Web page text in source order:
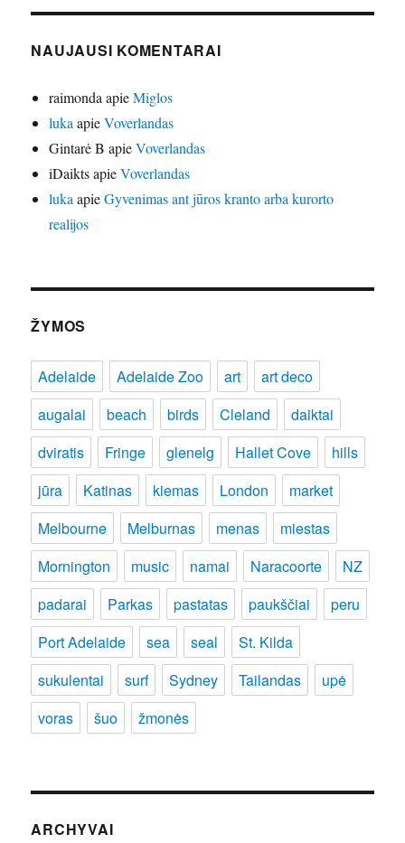
NAUJAUSI KOMENTARAI
raimondaapieMiglos
lukaapieVoverlandas
Gintarė B apieVoverlandas
iDaiktsapieVoverlandas
lukaapieGyvenimas ant jūros kranto arba kurorto
realijos
ŽYMOS
Adelaide Adelaide Zoo art
art deco
augalai
beach birds Cleland
daiktai
dviratis
Fringe glenelg Hallet Cove
hills
jūra
Katinas kiemas London
market
Melbourne
Melburnas menas
miestas
Mornington
music namai Naracoorte
NZ
padarai
Parkas pastatas paukščiai
peru
Port Adelaide
sea seal
St. Kilda
sukulentai
surf Sydney Tailandas
upė
voras
šuo žmonės
ARCHYVAI